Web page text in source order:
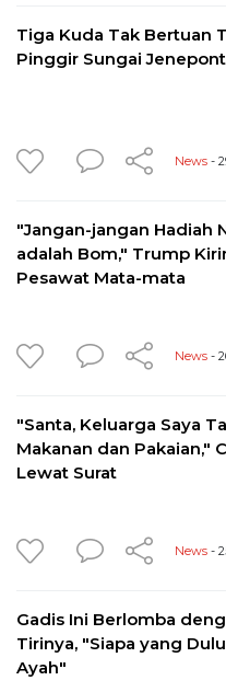
Tiga Kuda Tak Bertuan
Pinggir Sungai
News -
"Jangan-jangan Hadiah
adalah Bom," Trump
Pesawat Mata-mata
News -
"Santa, Keluarga Saya
Makanan dan Pakaian,"
Lewat Surat
News -
Gadis Ini Berlomba
Tirinya, "Siapa yang
Ayah"